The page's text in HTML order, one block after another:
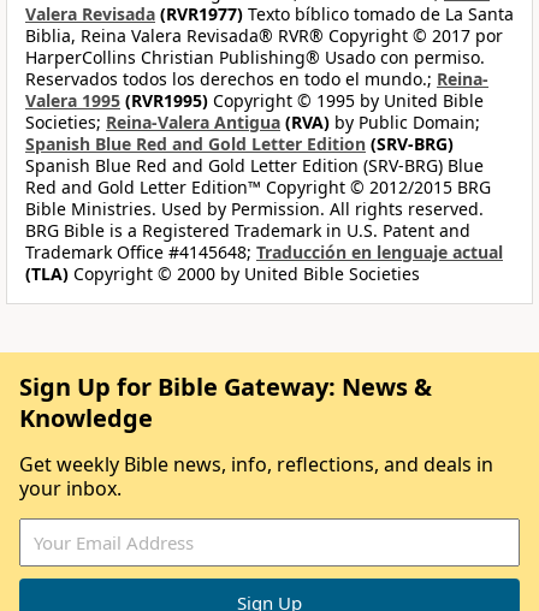
Valera Revisada (RVR1977) Texto bíblico tomado de La Santa
Biblia, Reina Valera Revisada® RVR® Copyright © 2017 por
HarperCollins Christian Publishing® Usado con permiso.
Reservados todos los derechos en todo el mundo.; Reina-
Valera 1995 (RVR1995) Copyright © 1995 by United Bible
Societies; Reina-Valera Antigua (RVA) by Public Domain;
Spanish Blue Red and Gold Letter Edition (SRV-BRG)
Spanish Blue Red and Gold Letter Edition (SRV-BRG) Blue
Red and Gold Letter Edition™ Copyright © 2012/2015 BRG
Bible Ministries. Used by Permission. All rights reserved.
BRG Bible is a Registered Trademark in U.S. Patent and
Trademark Office #4145648; Traducción en lenguaje actual
(TLA) Copyright © 2000 by United Bible Societies
Sign Up for Bible Gateway: News &
Knowledge
Get weekly Bible news, info, reflections, and deals in
your inbox.